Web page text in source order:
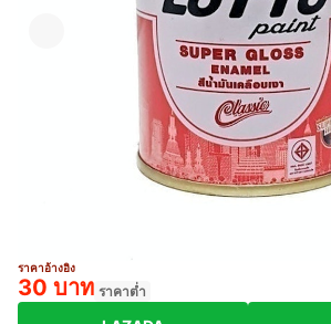
ราคาอ้างอิง
30 บาท ราคาต่ำ